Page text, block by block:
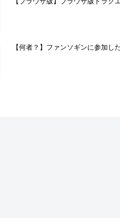
【何者？】ファンソギンに参加し